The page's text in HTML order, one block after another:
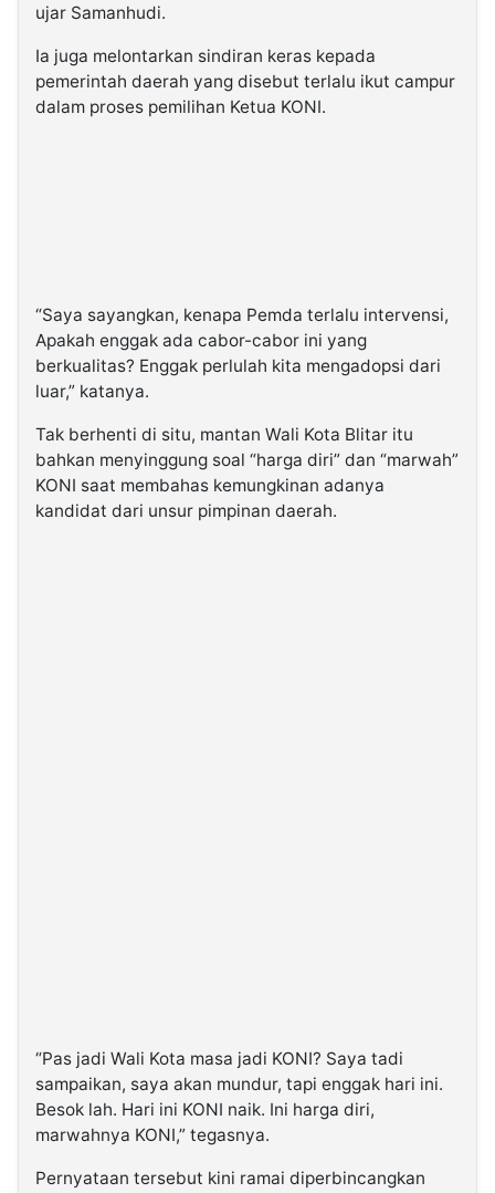
ujar Samanhudi.
Ia juga melontarkan sindiran keras kepada
pemerintah daerah yang disebut terlalu ikut campur
dalam proses pemilihan Ketua KONI.
“Saya sayangkan, kenapa Pemda terlalu intervensi,
Apakah enggak ada cabor-cabor ini yang
berkualitas? Enggak perlulah kita mengadopsi dari
luar,” katanya.
Tak berhenti di situ, mantan Wali Kota Blitar itu
bahkan menyinggung soal “harga diri” dan “marwah”
KONI saat membahas kemungkinan adanya
kandidat dari unsur pimpinan daerah.
“Pas jadi Wali Kota masa jadi KONI? Saya tadi
sampaikan, saya akan mundur, tapi enggak hari ini.
Besok lah. Hari ini KONI naik. Ini harga diri,
marwahnya KONI,” tegasnya.
Pernyataan tersebut kini ramai diperbincangkan